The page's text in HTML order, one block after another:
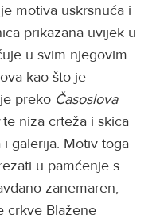
motiva uskrsnuća i
prikazana uvijek u
u svim njegovim
kao što je
preko Časoslova
te niza crteža i skica
galerija. Motiv toga
u pamćenje s
zanemaren,
crkve Blažene